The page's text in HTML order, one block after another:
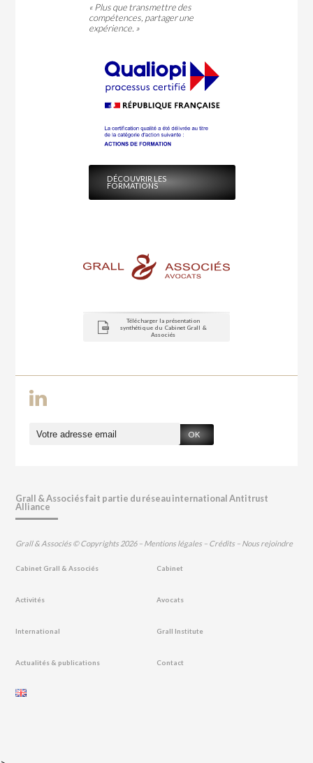
« Plus que transmettre des
compétences, partager une
expérience. »
DÉCOUVRIR LES
FORMATIONS
Télécharger la présentation
synthétique du Cabinet Grall &
Associés
OK
Grall & Associés fait partie du réseau international Antitrust
Alliance
Grall & Associés © Copyrights 2026 – Mentions légales – Crédits – Nous rejoindre
Cabinet Grall & Associés Cabinet
Activités Avocats
International Grall Institute
Actualités & publications Contact